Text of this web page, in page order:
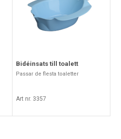
Bidéinsats till toalett
Passar de flesta toaletter
Art nr. 3357